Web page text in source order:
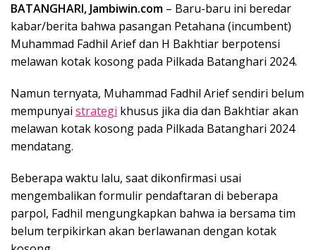
BATANGHARI, Jambiwin.com – Baru-baru ini beredar
kabar/berita bahwa pasangan Petahana (incumbent)
Muhammad Fadhil Arief dan H Bakhtiar berpotensi
melawan kotak kosong pada Pilkada Batanghari 2024.
Namun ternyata, Muhammad Fadhil Arief sendiri belum
mempunyai strategi khusus jika dia dan Bakhtiar akan
melawan kotak kosong pada Pilkada Batanghari 2024
mendatang.
Beberapa waktu lalu, saat dikonfirmasi usai
mengembalikan formulir pendaftaran di beberapa
parpol, Fadhil mengungkapkan bahwa ia bersama tim
belum terpikirkan akan berlawanan dengan kotak